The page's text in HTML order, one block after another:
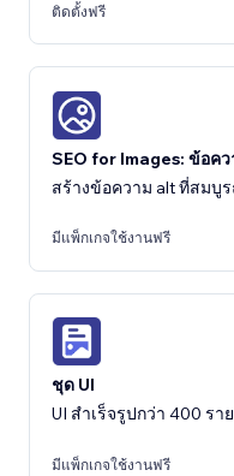
ติดตั้งฟรี
SEO for Images: ข้อค
สร้างข้อความ alt ที่สม
มีแพ็กเกจใช้งานฟรี
ชุด UI
UI สำเร็จรูปกว่า 400 ร
มีแพ็กเกจใช้งานฟรี